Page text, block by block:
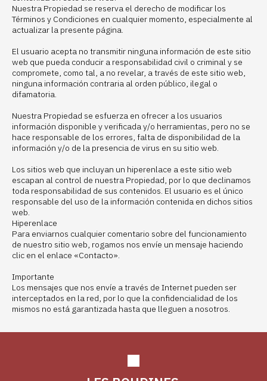
Nuestra Propiedad se reserva el derecho de modificar los
Términos y Condiciones en cualquier momento, especialmente al
actualizar la presente página.
El usuario acepta no transmitir ninguna información de este sitio
web que pueda conducir a responsabilidad civil o criminal y se
compromete, como tal, a no revelar, a través de este sitio web,
ninguna información contraria al orden público, ilegal o
difamatoria.
Nuestra Propiedad se esfuerza en ofrecer a los usuarios
información disponible y verificada y/o herramientas, pero no se
hace responsable de los errores, falta de disponibilidad de la
información y/o de la presencia de virus en su sitio web.
Los sitios web que incluyan un hiperenlace a este sitio web
escapan al control de nuestra Propiedad, por lo que declinamos
toda responsabilidad de sus contenidos. El usuario es el único
responsable del uso de la información contenida en dichos sitios
web.
Hiperenlace
Para enviarnos cualquier comentario sobre del funcionamiento
de nuestro sitio web, rogamos nos envíe un mensaje haciendo
clic en el enlace «Contacto».
Importante
Los mensajes que nos envíe a través de Internet pueden ser
interceptados en la red, por lo que la confidencialidad de los
mismos no está garantizada hasta que lleguen a nosotros.